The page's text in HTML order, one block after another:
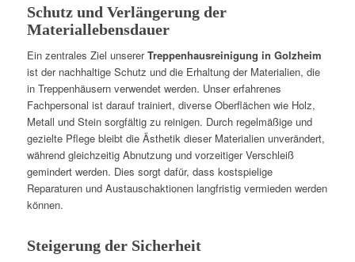
Schutz und Verlängerung der
Materiallebensdauer
Ein zentrales Ziel unsererTreppenhausreinigung in Golzheim
ist der nachhaltige Schutz und die Erhaltung der Materialien, die
in Treppenhäusern verwendet werden. Unser erfahrenes
Fachpersonal ist darauf trainiert, diverse Oberflächen wie Holz,
Metall und Stein sorgfältig zu reinigen. Durch regelmäßige und
gezielte Pflege bleibt die Ästhetik dieser Materialien unverändert,
während gleichzeitig Abnutzung und vorzeitiger Verschleiß
gemindert werden. Dies sorgt dafür, dass kostspielige
Reparaturen und Austauschaktionen langfristig vermieden werden
können.
Steigerung der Sicherheit